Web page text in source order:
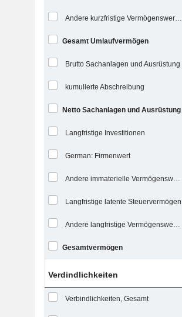
Andere kurzfristige Vermögenswerte, Gesamt
Gesamt Umlaufvermögen
Brutto Sachanlagen und Ausrüstung
kumulierte Abschreibung
Netto Sachanlagen und Ausrüstung
Langfristige Investitionen
German: Firmenwert
Andere immaterielle Vermögenswerte, Gesamt
Langfristige latente Steuervermögen
Andere langfristige Vermögenswerte, Gesamt
Gesamtvermögen
Verdindlichkeiten
Verbindlichkeiten, Gesamt